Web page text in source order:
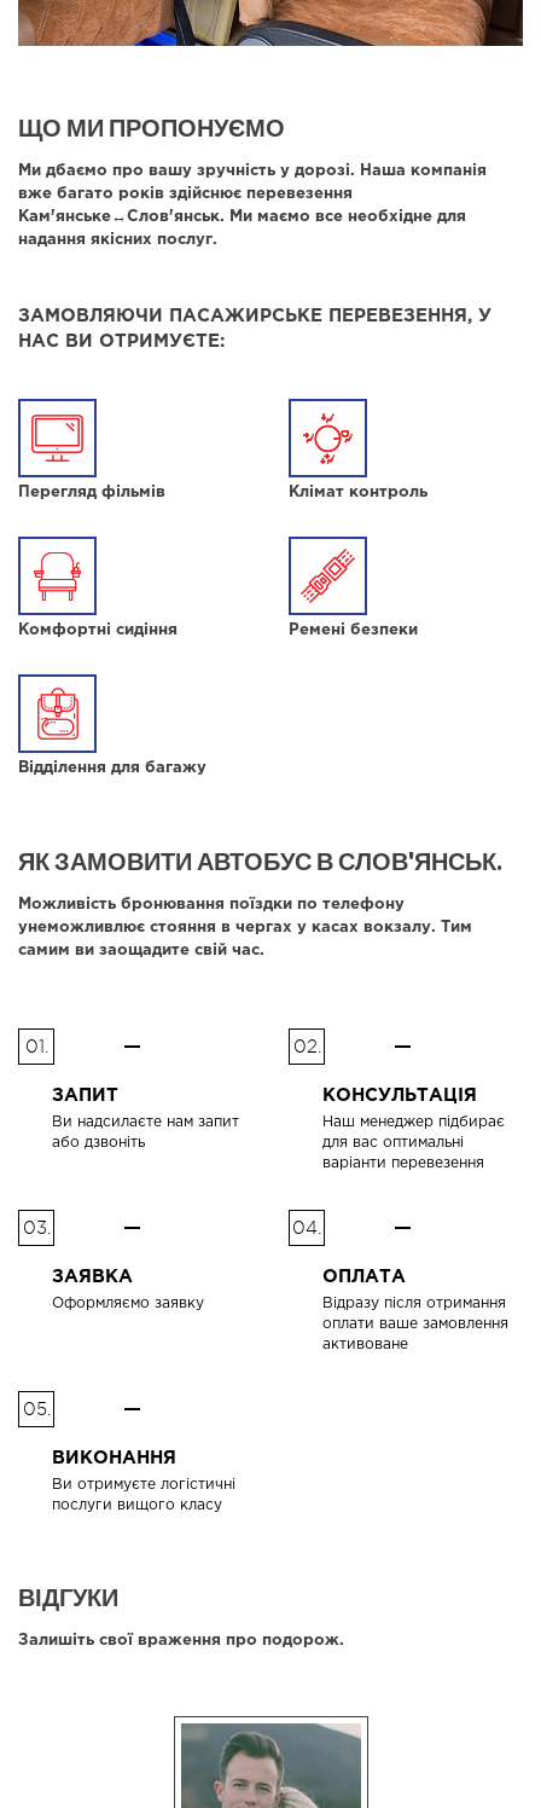
ЩО МИ ПРОПОНУЄМО
Ми дбаємо про вашу зручність у дорозі. Наша компанія
вже багато років здійснює перевезення
Кам'янське↔Слов'янськ. Ми маємо все необхідне для
надання якісних послуг.
ЗАМОВЛЯЮЧИ ПАСАЖИРСЬКЕ ПЕРЕВЕЗЕННЯ, У
НАС ВИ ОТРИМУЄТЕ:
Перегляд фільмів Клімат контроль
Комфортні сидіння Ремені безпеки
Відділення для багажу
ЯК ЗАМОВИТИ АВТОБУС В СЛОВ'ЯНСЬК.
Можливість бронювання поїздки по телефону
унеможливлює стояння в чергах у касах вокзалу. Тим
самим ви заощадите свій час.
01.
ЗАПИТ
Ви надсилаєте нам запит
або дзвоніть
02.
КОНСУЛЬТАЦІЯ
Наш менеджер підбирає
для вас оптимальні
варіанти перевезення
03.
ЗАЯВКА
Оформляємо заявку
04.
ОПЛАТА
Відразу після отримання
оплати ваше замовлення
активоване
05.
ВИКОНАННЯ
Ви отримуєте логістичні
послуги вищого класу
ВІДГУКИ
Залишіть свої враження про подорож.